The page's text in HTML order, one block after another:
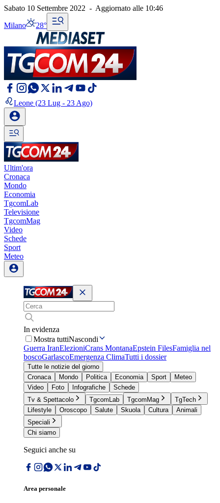
Sabato 10 Settembre 2022 - Aggiornato alle 10:46
Milano 28°
Leone (23 Lug - 23 Ago)
Ultim'ora
Cronaca
Mondo
Economia
TgcomLab
Televisione
TgcomMag
Video
Schede
Sport
Meteo
In evidenza
Mostra tuttiNascondi
Guerra IranElezioniCrans MontanaEpstein FilesFamiglia nel
boscoGarlascoEmergenza ClimaTutti i dossier
Tutte le notizie del giorno
Cronaca
Mondo Politica Economia Sport
Meteo
Video
Foto Infografiche
Schede
Tv & Spettacolo
TgcomLab TgcomMag
TgTech
Lifestyle
Oroscopo Salute Skuola Cultura
Animali
Speciali
Chi siamo
Seguici anche su
Area personale